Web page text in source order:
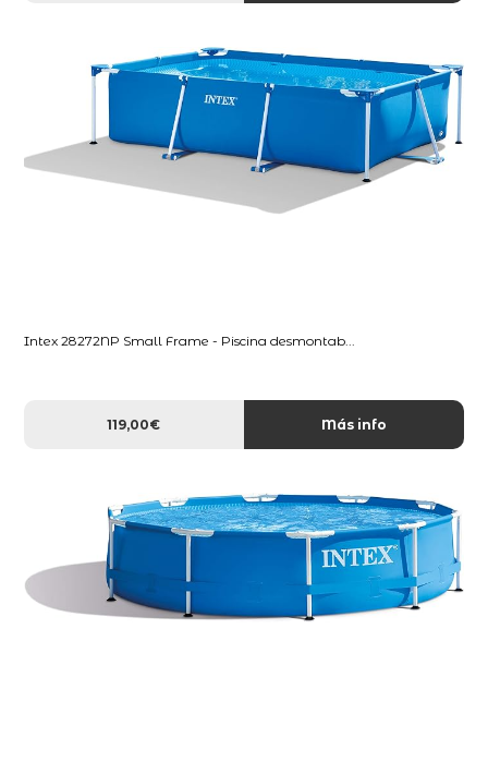
Intex 28272NP Small Frame - Piscina desmontab...
119,00€ Más info